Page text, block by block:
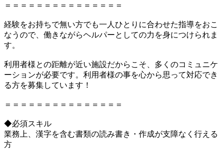
＝＝＝＝＝＝＝＝＝＝＝＝＝＝＝
経験をお持ちで無い方でも一人ひとりに合わせた指導をおこ
なうので、働きながらヘルパーとしての力を身につけられま
す。
利用者様との距離が近い施設だからこそ、多くのコミュニケ
ーションが必要です。利用者様の事を心から思って対応でき
る方を募集しています！
＝＝＝＝＝＝＝＝＝＝＝＝＝＝＝
◆必須スキル
業務上、漢字を含む書類の読み書き・作成が支障なく行える
方